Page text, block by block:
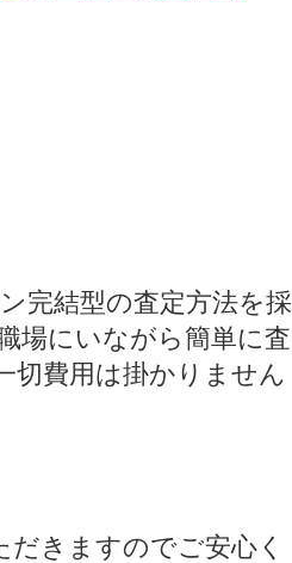
完結型の査定方法を採
場にいながら簡単に査
切費用は掛かりません
きますのでご安心く